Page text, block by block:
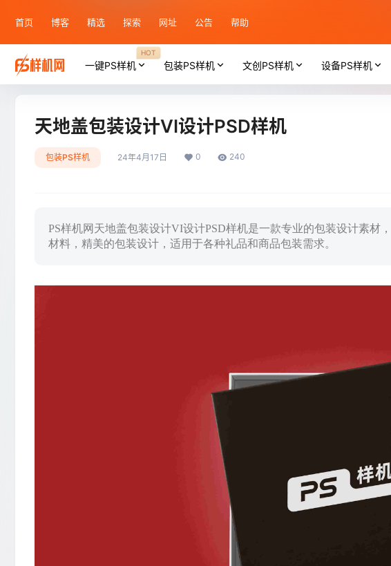
首页 博客 精选 探索 网址 公告 帮助
一键PS样机
HOT
包装PS样机 文创PS样机 设备PS样机
天地盖包装设计VI设计PSD样机
包装PS样机 24年4月17日 0 240
PS样机网天地盖包装设计VI设计PSD样机是一款专业的包装设计素材
材料，精美的包装设计，适用于各种礼品和商品包装需求。